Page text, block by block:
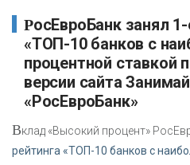
РосЕвроБанк занял 1-е место в рейтинге
«ТОП-10 банков с
процентной ставкой
версии сайта
«РосЕвроБанк»
Вклад «Высокий процент»
рейтинга «ТОП-10 банков с